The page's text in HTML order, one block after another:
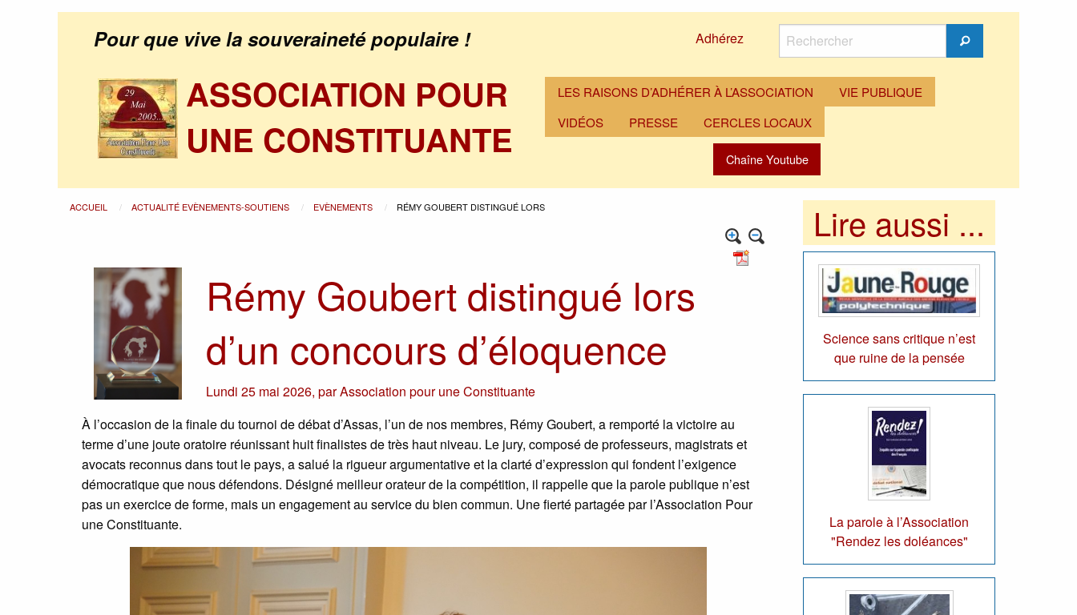
Pour que vive la souveraineté populaire ! Adhérez
Rechercher
Rechercher
ASSOCIATION POUR
UNE CONSTITUANTE
LES RAISONS D’ADHÉRER À L’ASSOCIATION
VIE PUBLIQUE
VIDÉOS
PRESSE CERCLES LOCAUX
Chaîne Youtube
ACCUEIL ACTUALITÉ EVÈNEMENTS-SOUTIENS EVÈNEMENTS RÉMY GOUBERT DISTINGUÉ LORS
Rémy Goubert distingué lors
d’un concours d’éloquence
Lundi 25 mai 2026,parAssociation pour une Constituante
À l’occasion de la finale du tournoi de débat d’Assas, l’un de nos membres, Rémy Goubert, a remporté la victoire au
terme d’une joute oratoire réunissant huit finalistes de très haut niveau. Le jury, composé de professeurs, magistrats et
avocats reconnus dans tout le pays, a salué la rigueur argumentative et la clarté d’expression qui fondent l’exigence
démocratique que nous défendons. Désigné meilleur orateur de la compétition, il rappelle que la parole publique n’est
pas un exercice de forme, mais un engagement au service du bien commun. Une fierté partagée par l’Association Pour
une Constituante.
Lire aussi ...
Science sans critique n’est
que ruine de la pensée
La parole à l’Association
"Rendez les doléances"